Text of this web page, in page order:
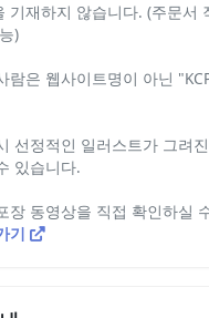
기재하지 않습니다. (주문서
)
람은 웹사이트명이 아닌
선정적인 일러스트가 그려
있습니다.
장 동영상을 직접 확인하실
기